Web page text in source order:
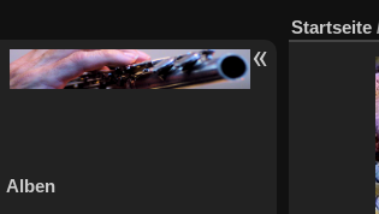
Alben
Startseite